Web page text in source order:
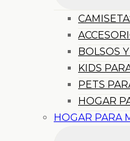
BOLSOS
KIDS
PETS
HOGAR
HOGAR PARA